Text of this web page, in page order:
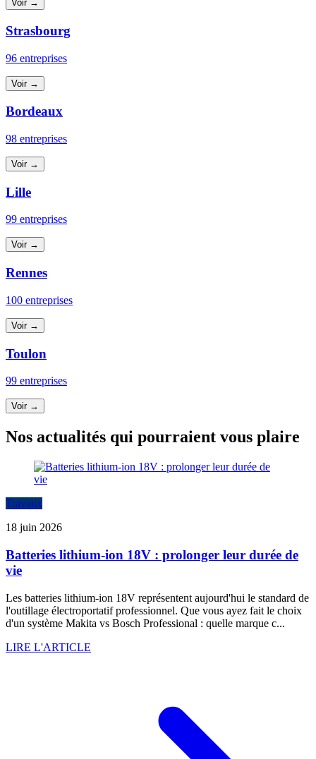
Voir →
Strasbourg
96 entreprises
Voir →
Bordeaux
98 entreprises
Voir →
Lille
99 entreprises
Voir →
Rennes
100 entreprises
Voir →
Toulon
99 entreprises
Voir →
Nos actualités qui pourraient vous plaire
Travaux
18 juin 2026
Batteries lithium-ion 18V : prolonger leur durée de
vie
Les batteries lithium-ion 18V représentent aujourd'hui le standard de
l'outillage électroportatif professionnel. Que vous ayez fait le choix
d'un système Makita vs Bosch Professional : quelle marque c...
LIRE L'ARTICLE